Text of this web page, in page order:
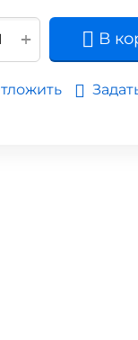
+ В